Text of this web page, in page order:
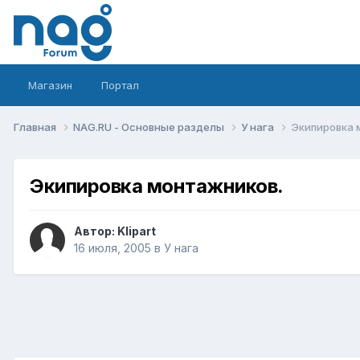
Магазин Портал
Главная NAG.RU - Основные разделы У нага Экипировка
Экипировка монтажников.
Автор: Klipart
16 июля, 2005 в У нага